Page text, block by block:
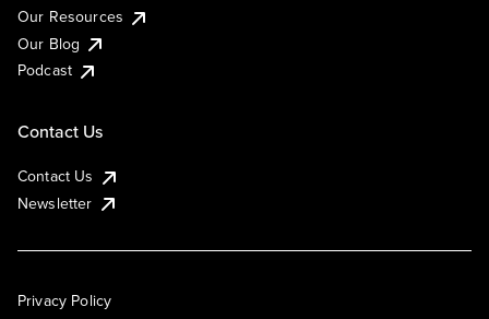
Our Resources
Our Blog
Podcast
Contact Us
Contact Us
Newsletter
Privacy Policy